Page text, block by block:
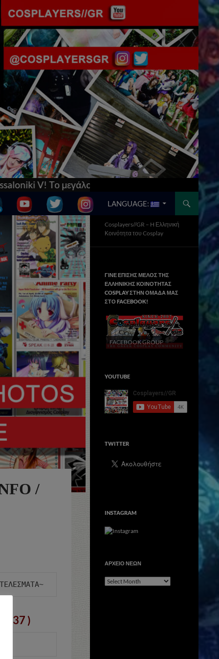
japan & anime convention της Θεσσαλονίκης!
SKIP TO CONTENT
LANGUAGE:
/
~ΕΠΙΛΕΞΤΕ ΠΟΛΗ, ΕΤΟΣ, ΤΥΠΟ, ΚΑΤΗΓΟΡΙΑ Η ΔΙΟΡΓΑΝΩΤΗ ΑΝΑ ΕΝΟΤΗΤΑ, ΓΙΑ ΣΥΓΚΕΚΡΙΜΕΝΑ ΑΠΟΤΕΛΕΣΜΑΤΑ~
637 )
Cosplayers//GR – H Ελληνική
Κοινότητα του Cosplay
ΓΙΝΕ ΕΠΙΣΗΣ ΜΕΛΟΣ ΤΗΣ
ΕΛΛΗΝΙΚΗΣ ΚΟΙΝΟΤΗΤΑΣ
COSPLAY ΣΤΗΝ ΟΜΑΔΑ ΜΑΣ
ΣΤΟ FACΕBOOK!
FACEBOOK GROUP
YOUTUBE
TWITTER
INSTAGRAM
ΑΡΧΕΙΟ ΝΕΩΝ
ΑΡΧΕΙΟ